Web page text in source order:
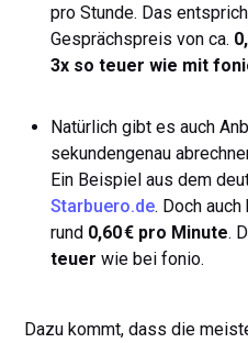
pro Stunde. Das
Gesprächspreis von ca.
3x so teuer wie mit
Natürlich gibt es auch
sekundengenau
Ein Beispiel aus dem
Starbuero.de. Doch
rund 0,60 € pro Minute.
teuer wie bei fonio.
Dazu kommt, dass die